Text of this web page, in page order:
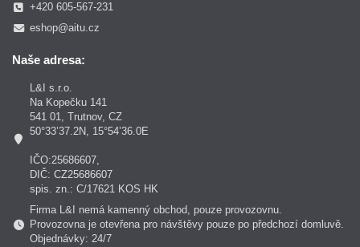
+420 605-567-231
eshop@aitu.cz
Naše adresa:
L&I s.r.o.
Na Kopečku 141
541 01, Trutnov, CZ
50°33’37.2N, 15°54’36.0E
IČO:25686607,
DIČ: CZ25686607
spis. zn.: C/17621 KOS HK
Firma L&I nemá kamenný obchod, pouze provozovnu.
Provozovna je otevřena pro návštěvy pouze po předchozí domluvě.
Objednávky: 24/7